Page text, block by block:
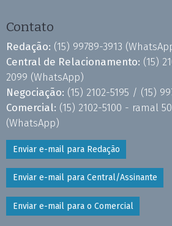
Contato
Redação: (15) 99789-3913
Central de Relacionamento: (15)
2099 (WhatsApp)
Negociação: (15) 2102-5195 / (15)
Comercial: (15) 2102-5100 - ramal
(WhatsApp)
Enviar e-mail para Redação
Enviar e-mail para Central/Assinante
Enviar e-mail para o Comercial